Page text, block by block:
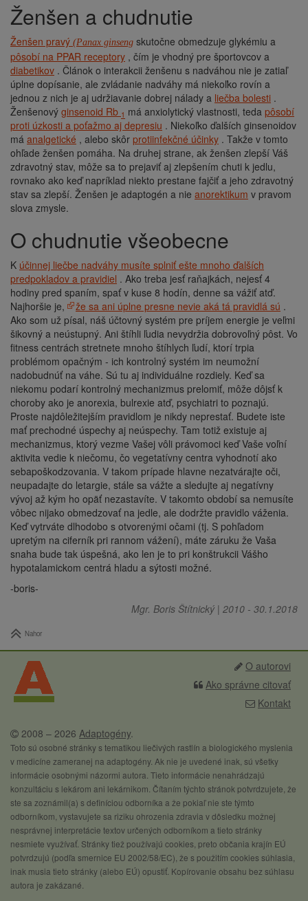
Ženšen a chudnutie
Ženšen pravý (Panax ginseng skutočne obmedzuje glykémiu a
pôsobí na PPAR receptory , čím je vhodný pre športovcov a
diabetikov . Článok o interakcii ženšenu s nadváhou nie je zatiaľ
úplne dopísanie, ale zvládanie nadváhy má niekoľko rovín a
jednou z nich je aj udržiavanie dobrej nálady a liečba bolesti .
Ženšenový ginsenoid Rb 1 má anxiolytický vlastnosti, teda pôsobí
proti úzkosti a poťažmo aj depresiu . Niekoľko ďalších ginsenoidov
má analgetické , alebo skôr protiinfekčné účinky . Takže v tomto
ohľade ženšen pomáha. Na druhej strane, ak ženšen zlepší Váš
zdravotný stav, môže sa to prejaviť aj zlepšením chuti k jedlu,
rovnako ako keď napríklad niekto prestane fajčiť a jeho zdravotný
stav sa zlepší. Ženšen je adaptogén a nie anorektikum v pravom
slova zmysle.
O chudnutie všeobecne
K účinnej liečbe nadváhy musíte splniť ešte mnoho ďalších
predpokladov a pravidiel . Ako treba jesť raňajkách, nejesť 4
hodiny pred spaním, spať v kuse 8 hodín, denne sa vážiť atď.
Najhoršie je,
že sa ani úplne presne nevie aká tá pravidlá sú .
Ako som už písal, náš účtovný systém pre príjem energie je veľmi
šikovný a neústupný. Ani štíhli ľudia nevydržia dobrovoľný pôst. Vo
fitness centrách stretnete mnoho štíhlych ľudí, ktorí trpia
problémom opačným - ich kontrolný systém im neumožní
nadobudnúť na váhe. Sú tu aj individuálne rozdiely. Keď sa
niekomu podarí kontrolný mechanizmus prelomiť, môže dôjsť k
choroby ako je anorexia, bulrexie atď, psychiatri to poznajú.
Proste najdôležitejším pravidlom je nikdy neprestať. Budete iste
mať prechodné úspechy aj neúspechy. Tam totiž existuje aj
mechanizmus, ktorý vezme Vašej vôli právomoci keď Vaše voľní
aktivita vedie k niečomu, čo vegetatívny centra vyhodnotí ako
sebapoškodzovania. V takom prípade hlavne nezatvárajte oči,
neupadajte do letargie, stále sa vážte a sledujte aj negatívny
vývoj až kým ho opäť nezastavíte. V takomto období sa nemusíte
vôbec nijako obmedzovať na jedle, ale dodržte pravidlo váženia.
Keď vytrváte dlhodobo s otvorenými očami (tj. S pohľadom
upretým na ciferník pri rannom vážení), máte záruku že Vaša
snaha bude tak úspešná, ako len je to pri konštrukcii Vášho
hypotalamickom centrá hladu a sýtosti možné.
-boris-
Mgr. Boris Štítnický | 2010 - 30.1.2018
Nahor
O autorovi
Ako správne citovať
Kontakt
2008 – 2026 Adaptogény.
Toto sú osobné stránky s tematikou liečivých rastlín a biologického myslenia
v medicíne zameranej na adaptogény. Ak nie je uvedené inak, sú všetky
informácie osobnými názormi autora. Tieto informácie nenahrádzajú
konzultáciu s lekárom ani lekárnikom. Čítaním týchto stránok potvrdzujete, že
ste sa zoznámil(a) s definíciou odborníka a že pokiaľ nie ste týmto
odborníkom, vystavujete sa riziku ohrozenia zdravia v dôsledku možnej
nesprávnej interpretácie textov určených odborníkom a tieto stránky
nesmiete využívať. Stránky tiež používajú cookies, preto občania krajín EÚ
potvrdzujú (podľa smernice EU 2002/58/EC), že s použitím cookies súhlasia,
inak musia tieto stránky (alebo EÚ) opustiť. Kopírovanie obsahu bez súhlasu
autora je zakázané.